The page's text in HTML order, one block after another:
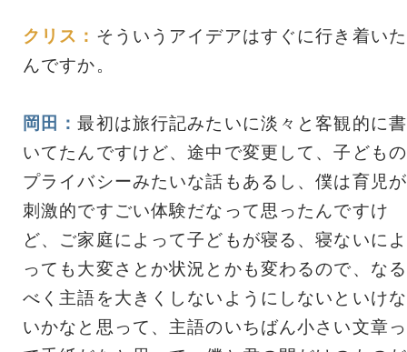
クリス： そういうアイデアはすぐに行き着いた
んですか。
岡田：最初は旅行記みたいに淡々と客観的に書
いてたんですけど、途中で変更して、子どもの
プライバシーみたいな話もあるし、僕は育児が
刺激的ですごい体験だなって思ったんですけ
ど、ご家庭によって子どもが寝る、寝ないによ
っても大変さとか状況とかも変わるので、なる
べく主語を大きくしないようにしないといけな
いかなと思って、主語のいちばん小さい文章っ